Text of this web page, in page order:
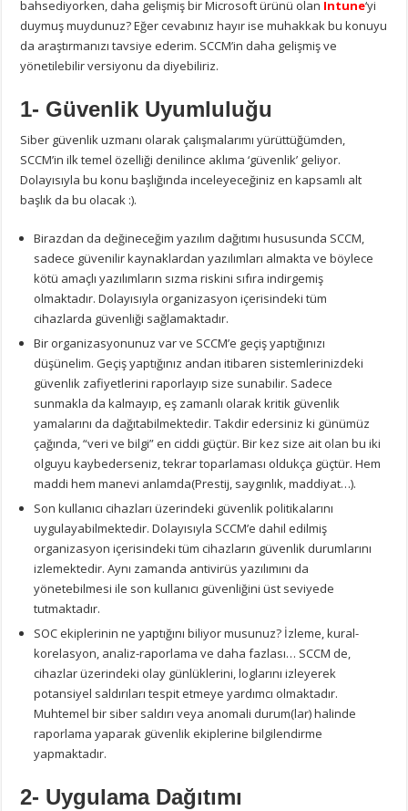
bahsediyorken, daha gelişmiş bir Microsoft ürünü olan Intune‘yi
duymuş muydunuz? Eğer cevabınız hayır ise muhakkak bu konuyu
da araştırmanızı tavsiye ederim. SCCM’in daha gelişmiş ve
yönetilebilir versiyonu da diyebiliriz.
1- Güvenlik Uyumluluğu
Siber güvenlik uzmanı olarak çalışmalarımı yürüttüğümden,
SCCM’in ilk temel özelliği denilince aklıma ‘güvenlik’ geliyor.
Dolayısıyla bu konu başlığında inceleyeceğiniz en kapsamlı alt
başlık da bu olacak :).
Birazdan da değineceğim yazılım dağıtımı hususunda SCCM,
sadece güvenilir kaynaklardan yazılımları almakta ve böylece
kötü amaçlı yazılımların sızma riskini sıfıra indirgemiş
olmaktadır. Dolayısıyla organizasyon içerisindeki tüm
cihazlarda güvenliği sağlamaktadır.
Bir organizasyonunuz var ve SCCM’e geçiş yaptığınızı
düşünelim. Geçiş yaptığınız andan itibaren sistemlerinizdeki
güvenlik zafiyetlerini raporlayıp size sunabilir. Sadece
sunmakla da kalmayıp, eş zamanlı olarak kritik güvenlik
yamalarını da dağıtabilmektedir. Takdir edersiniz ki günümüz
çağında, “veri ve bilgi” en ciddi güçtür. Bir kez size ait olan bu iki
olguyu kaybederseniz, tekrar toparlaması oldukça güçtür. Hem
maddi hem manevi anlamda(Prestij, saygınlık, maddiyat…).
Son kullanıcı cihazları üzerindeki güvenlik politikalarını
uygulayabilmektedir. Dolayısıyla SCCM’e dahil edilmiş
organizasyon içerisindeki tüm cihazların güvenlik durumlarını
izlemektedir. Aynı zamanda antivirüs yazılımını da
yönetebilmesi ile son kullanıcı güvenliğini üst seviyede
tutmaktadır.
SOC ekiplerinin ne yaptığını biliyor musunuz? İzleme, kural-
korelasyon, analiz-raporlama ve daha fazlası… SCCM de,
cihazlar üzerindeki olay günlüklerini, loglarını izleyerek
potansiyel saldırıları tespit etmeye yardımcı olmaktadır.
Muhtemel bir siber saldırı veya anomali durum(lar) halinde
raporlama yaparak güvenlik ekiplerine bilgilendirme
yapmaktadır.
2- Uygulama Dağıtımı